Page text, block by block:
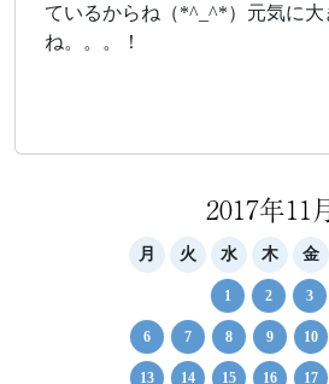
ているからね（*^_^*）元気に大
ね。。。！
2017年11
月 火 水 木 金
1 2 3
6 7 8 9 10
13 14 15 16 17